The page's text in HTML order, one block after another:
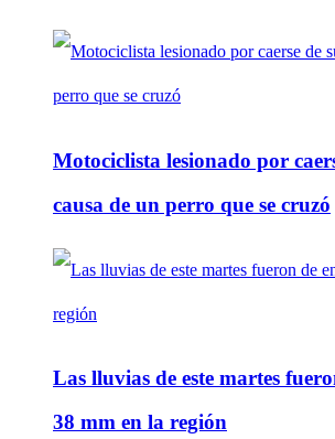
Motociclista lesionado por
causa de un perro que se cruzó
Las lluvias de este martes
38 mm en la región